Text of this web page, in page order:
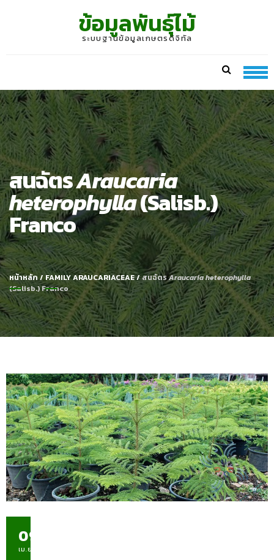
ข้อมูลพันธุ์ไม้
ระบบฐานข้อมูลเกษตรดิจิทัล
สนฉัตรAraucaria
heterophylla(Salisb.)
Franco
หน้าหลัก /FAMILY ARAUCARIACEAE/สนฉัตรAraucaria heterophylla
(Salisb.) Franco
09
เม.ย.